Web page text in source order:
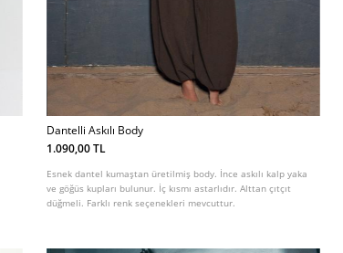
Dantelli Askılı Body
1.090,00 TL
Esnek dantel kumaştan üretilmiş body. İnce askılı kalp yaka
ve göğüs kupları bulunur. İç kısmı astarlıdır. Alttan çıtçıt
düğmeli. Farklı renk seçenekleri mevcuttur.